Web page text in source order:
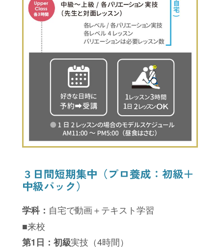
３日間短期集中（プロ養成：初級＋
中級パック）
学科： 自宅で動画＋テキスト学習
■来校
第1日：初級実技（4時間）